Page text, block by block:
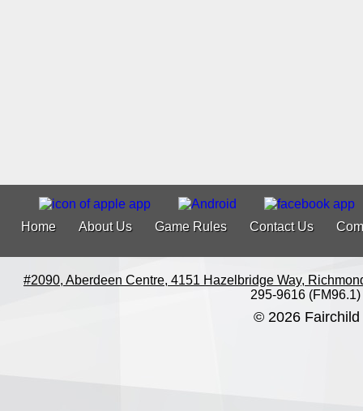
Home About Us Game Rules Contact Us
#2090, Aberdeen Centre, 4151 Hazelbridge Way,
295-9616 (FM96.1)
© 2026 Fairchild